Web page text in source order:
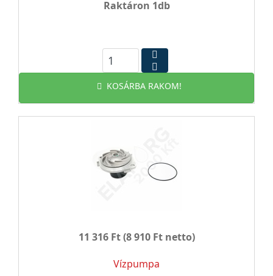
Raktáron 1db
KOSÁRBA RAKOM!
11 316 Ft(8 910 Ft netto)
Vízpumpa